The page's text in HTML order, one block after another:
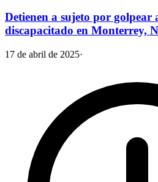
Detienen a sujeto por golpear
discapacitado en Monterrey,
17 de abril de 2025·